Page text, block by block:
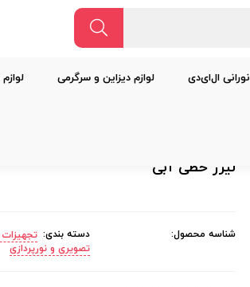
ال‌ای‌دی لوازم دیزاین و سرگرمی
لیزر خطی آبی
شناسه محصول: دسته بندی:
تصویری و نورپردازی